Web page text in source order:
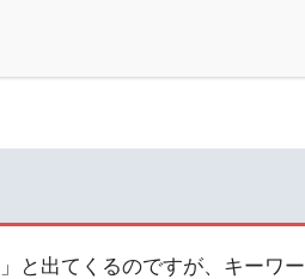
と出てくるのですが、キーワー